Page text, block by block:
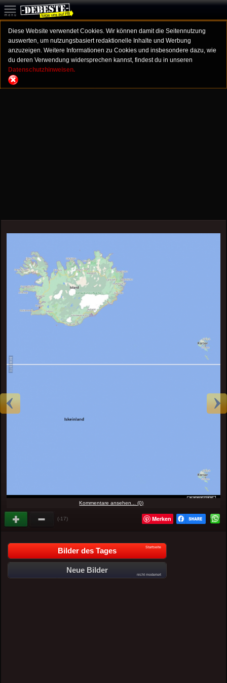
Diese Website verwendet Cookies. Wir können damit die Seitennutzung
auswerten, um nutzungsbasiert redaktionelle Inhalte und Werbung
anzuzeigen. Weitere Informationen zu Cookies und insbesondere dazu, wie
du deren Verwendung widersprechen kannst, findest du in unseren
Datenschutzhinweisen.
Kommentare ansehen... (0)
(-17) Merken
Bilder des Tages Startseite
Neue Bilder
nicht moderiert